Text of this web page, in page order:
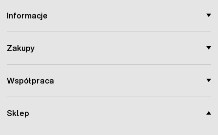
Sklep
Informacje
Zakupy
Współpraca